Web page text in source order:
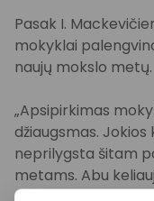
Pasak I.
mokyklai
naujų mokslo metų.
„Apsipirkimas
džiaugsmas.
neprilygsta šitam
metams. Abu